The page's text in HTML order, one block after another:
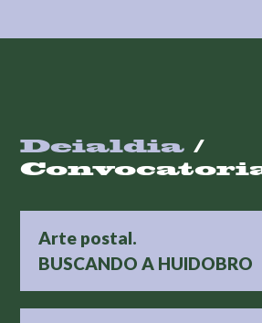
Deialdia /
Arte postal.
BUSCANDO A HUIDOBRO